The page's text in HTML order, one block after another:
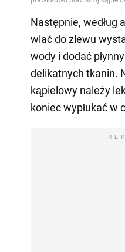
Następnie, według
wlać do zlewu
wody i dodać
delikatnych tkanin.
kąpielowy należy
koniec wypłukać w